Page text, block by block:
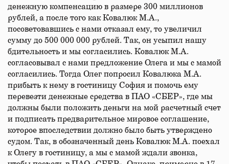
денежную компенсацию в размере 300 миллионов
рублей, а после того как Ковалюк М.А.,
посоветовавшись с нами отказал ему, то увеличил
сумму до 500 000 000 рублей. Так, он усыпил нашу
бдительность и мы согласились. Ковалюк М.А.
согласовывал с нами предложение Олега и мы с мамой
согласились. Тогда Олег попросил Ковалюка М.А.
прибыть к нему в гостиницу София и помочь ему
перевезти денежные средства в ПАО «СБЕР», где мы
должны были положить деньги на мой расчетный счет
и подписать предварительное мировое соглашение,
которое впоследствии должно было быть утверждено
судом. Так, в обозначенный день Ковалюк М.А. поехал
к Олегу в гостиницу, а мы с мамой ждали звонка,